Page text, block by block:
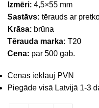
Izmēri: 4,5×55 mm
Sastāvs: tērauds ar
Krāsa: brūna
Tērauda marka: T20
Cena: par 500 gab.
Cenas ieklāuj PVN
Piegāde visā Latvijā 1-3